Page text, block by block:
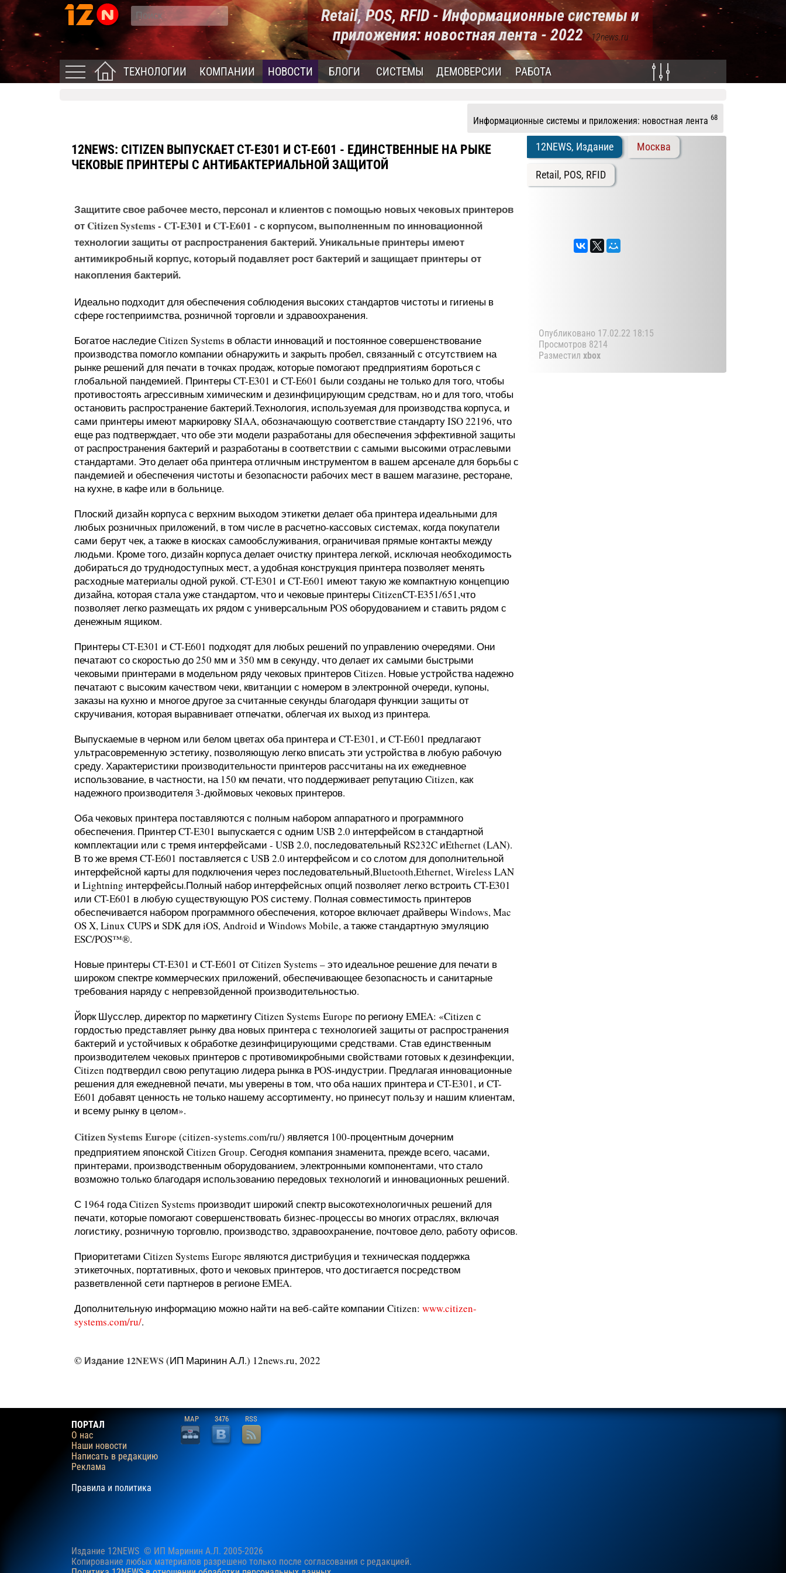
Retail, POS, RFID - Информационные системы и
приложения: новостная лента - 2022- 12news.ru
ТЕХНОЛОГИИ КОМПАНИИ НОВОСТИ БЛОГИ СИСТЕМЫ ДЕМОВЕРСИИ РАБОТА
Информационные системы и приложения: новостная лента 68
12NEWS: CITIZEN ВЫПУСКАЕТ CT-E301 И CT-E601 - ЕДИНСТВЕННЫЕ НА РЫКЕ
ЧЕКОВЫЕ ПРИНТЕРЫ С АНТИБАКТЕРИАЛЬНОЙ ЗАЩИТОЙ
Защитите свое рабочее место, персонал и клиентов с помощью новых чековых принтеров
от Citizen Systems - CT-E301 и CT-E601 - с корпусом, выполненным по инновационной
технологии защиты от распространения бактерий. Уникальные принтеры имеют
антимикробный корпус, который подавляет рост бактерий и защищает принтеры от
накопления бактерий.
Идеально подходит для обеспечения соблюдения высоких стандартов чистоты и гигиены в
сфере гостеприимства, розничной торговли и здравоохранения.
Богатое наследие Citizen Systems в области инноваций и постоянное совершенствование
производства помогло компании обнаружить и закрыть пробел, связанный с отсутствием на
рынке решений для печати в точках продаж, которые помогают предприятиям бороться с
глобальной пандемией. Принтеры CT-E301 и CT-E601 были созданы не только для того, чтобы
противостоять агрессивным химическим и дезинфицирующим средствам, но и для того, чтобы
остановить распространение бактерий.Технология, используемая для производства корпуса, и
сами принтеры имеют маркировку SIAA, обозначающую соответствие стандарту ISO 22196, что
еще раз подтверждает, что обе эти модели разработаны для обеспечения эффективной защиты
от распространения бактерий и разработаны в соответствии с самыми высокими отраслевыми
стандартами. Это делает оба принтера отличным инструментом в вашем арсенале для борьбы с
пандемией и обеспечения чистоты и безопасности рабочих мест в вашем магазине, ресторане,
на кухне, в кафе или в больнице.
Плоский дизайн корпуса с верхним выходом этикетки делает оба принтера идеальными для
любых розничных приложений, в том числе в расчетно-кассовых системах, когда покупатели
сами берут чек, а также в киосках самообслуживания, ограничивая прямые контакты между
людьми. Кроме того, дизайн корпуса делает очистку принтера легкой, исключая необходимость
добираться до труднодоступных мест, а удобная конструкция принтера позволяет менять
расходные материалы одной рукой. CT-E301 и CT-E601 имеют такую же компактную концепцию
дизайна, которая стала уже стандартом, что и чековые принтеры CitizenCT-E351/651,что
позволяет легко размещать их рядом с универсальным POS оборудованием и ставить рядом с
денежным ящиком.
Принтеры CT-E301 и CT-E601 подходят для любых решений по управлению очередями. Они
печатают со скоростью до 250 мм и 350 мм в секунду, что делает их самыми быстрыми
чековыми принтерами в модельном ряду чековых принтеров Citizen. Новые устройства надежно
печатают с высоким качеством чеки, квитанции с номером в электронной очереди, купоны,
заказы на кухню и многое другое за считанные секунды благодаря функции защиты от
скручивания, которая выравнивает отпечатки, облегчая их выход из принтера.
Выпускаемые в черном или белом цветах оба принтера и CT-E301, и CT-E601 предлагают
ультрасовременную эстетику, позволяющую легко вписать эти устройства в любую рабочую
среду. Характеристики производительности принтеров рассчитаны на их ежедневное
использование, в частности, на 150 км печати, что поддерживает репутацию Citizen, как
надежного производителя 3-дюймовых чековых принтеров.
Оба чековых принтера поставляются с полным набором аппаратного и программного
обеспечения. Принтер CT-E301 выпускается с одним USB 2.0 интерфейсом в стандартной
комплектации или с тремя интерфейсами - USB 2.0, последовательный RS232C иEthernet (LAN).
В то же время CT-E601 поставляется с USB 2.0 интерфейсом и со слотом для дополнительной
интерфейсной карты для подключения через последовательный,Bluetooth,Ethernet, Wireless LAN
и Lightning интерфейсы.Полный набор интерфейсных опций позволяет легко встроить CT-E301
или CT-E601 в любую существующую POS систему. Полная совместимость принтеров
обеспечивается набором программного обеспечения, которое включает драйверы Windows, Mac
OS X, Linux CUPS и SDK для iOS, Android и Windows Mobile, а также стандартную эмуляцию
ESC/POS™®.
Новые принтеры CT-E301 и CT-E601 от Citizen Systems – это идеальное решение для печати в
широком спектре коммерческих приложений, обеспечивающее безопасность и санитарные
требования наряду с непревзойденной производительностью.
Йорк Шусслер, директор по маркетингу Citizen Systems Europe по региону EMEA: «Citizen с
гордостью представляет рынку два новых принтера с технологией защиты от распространения
бактерий и устойчивых к обработке дезинфицирующими средствами. Став единственным
производителем чековых принтеров с противомикробными свойствами готовых к дезинфекции,
Citizen подтвердил свою репутацию лидера рынка в POS-индустрии. Предлагая инновационные
решения для ежедневной печати, мы уверены в том, что оба наших принтера и CT-E301, и CT-
E601 добавят ценность не только нашему ассортименту, но принесут пользу и нашим клиентам,
и всему рынку в целом».
Citizen Systems Europe (citizen-systems.com/ru/) является 100-процентным дочерним
предприятием японской Citizen Group. Сегодня компания знаменита, прежде всего, часами,
принтерами, производственным оборудованием, электронными компонентами, что стало
возможно только благодаря использованию передовых технологий и инновационных решений.
С 1964 года Citizen Systems производит широкий спектр высокотехнологичных решений для
печати, которые помогают совершенствовать бизнес-процессы во многих отраслях, включая
логистику, розничную торговлю, производство, здравоохранение, почтовое дело, работу офисов.
Приоритетами Citizen Systems Europe являются дистрибуция и техническая поддержка
этикеточных, портативных, фото и чековых принтеров, что достигается посредством
разветвленной сети партнеров в регионе EMEA.
Дополнительную информацию можно найти на веб-сайте компании Citizen: www.citizen-
systems.com/ru/.
© Издание 12NEWS (ИП Маринин А.Л.) 12news.ru, 2022
12NEWS, Издание Москва
Retail, POS, RFID
Опубликовано 17.02.22 18:15
Просмотров 8214
Разместил xbox
ПОРТАЛ
О нас
Наши новости
Написать в редакцию
Реклама
Правила и политика
MAP 3476 RSS
Издание 12NEWS © ИП Маринин А.Л. 2005-2026
Копирование любых материалов разрешено только после согласования c редакцией.